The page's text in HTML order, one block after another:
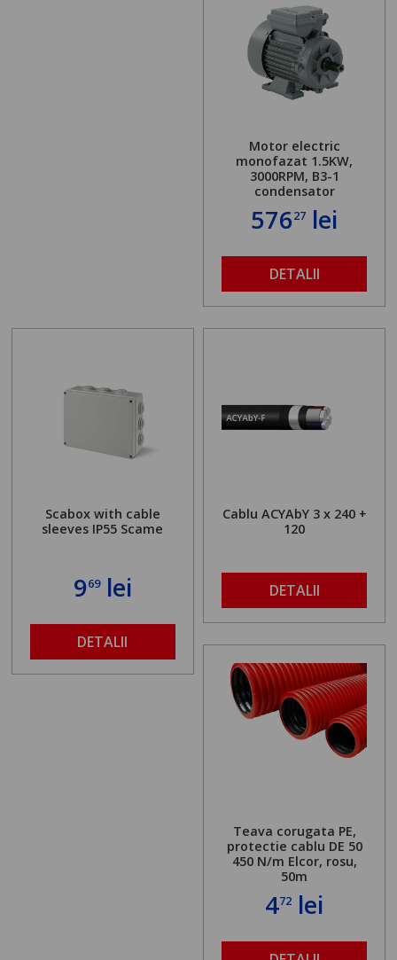
Motor electric
monofazat 1.5KW,
3000RPM, B3-1
condensator
57627 lei
DETALII
Scabox with cable
sleeves IP55 Scame
969lei
DETALII
Cablu ACYAbY 3 x 240 +
120
DETALII
Teava corugata PE,
protectie cablu DE 50
450 N/m Elcor, rosu,
50m
472 lei